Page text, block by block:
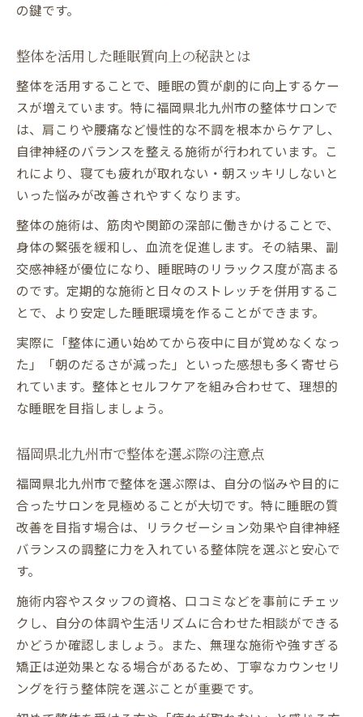
の鍵です。
整体を活用した睡眠質向上の秘訣とは
整体を活用することで、睡眠の質が劇的に向上するケー
スが増えています。特に福岡県北九州市の整体サロンで
は、肩こりや腰痛など慢性的な不調を根本からケアし、
自律神経のバランスを整える施術が行われています。こ
れにより、寝ても疲れが取れない・朝スッキリしないと
いった悩みが改善されやすくなります。
整体の施術は、筋肉や関節の深部に働きかけることで、
身体の緊張を緩和し、血流を促進します。その結果、副
交感神経が優位になり、睡眠時のリラックス度が高まる
のです。定期的な施術と日々のストレッチを併用するこ
とで、より安定した睡眠環境を作ることができます。
実際に「整体に通い始めてから夜中に目が覚めなくなっ
た」「朝のだるさが減った」といった感想も多く寄せら
れています。整体とセルフケアを組み合わせて、理想的
な睡眠を目指しましょう。
福岡県北九州市で整体を選ぶ際の注意点
福岡県北九州市で整体を選ぶ際は、自分の悩みや目的に
合ったサロンを見極めることが大切です。特に睡眠の質
改善を目指す場合は、リラクゼーション効果や自律神経
バランスの調整に力を入れている整体院を選ぶと安心で
す。
施術内容やスタッフの資格、口コミなどを事前にチェッ
クし、自分の体調や生活リズムに合わせた相談ができる
かどうか確認しましょう。また、無理な施術や強すぎる
矯正は逆効果となる場合があるため、丁寧なカウンセリ
ングを行う整体院を選ぶことが重要です。